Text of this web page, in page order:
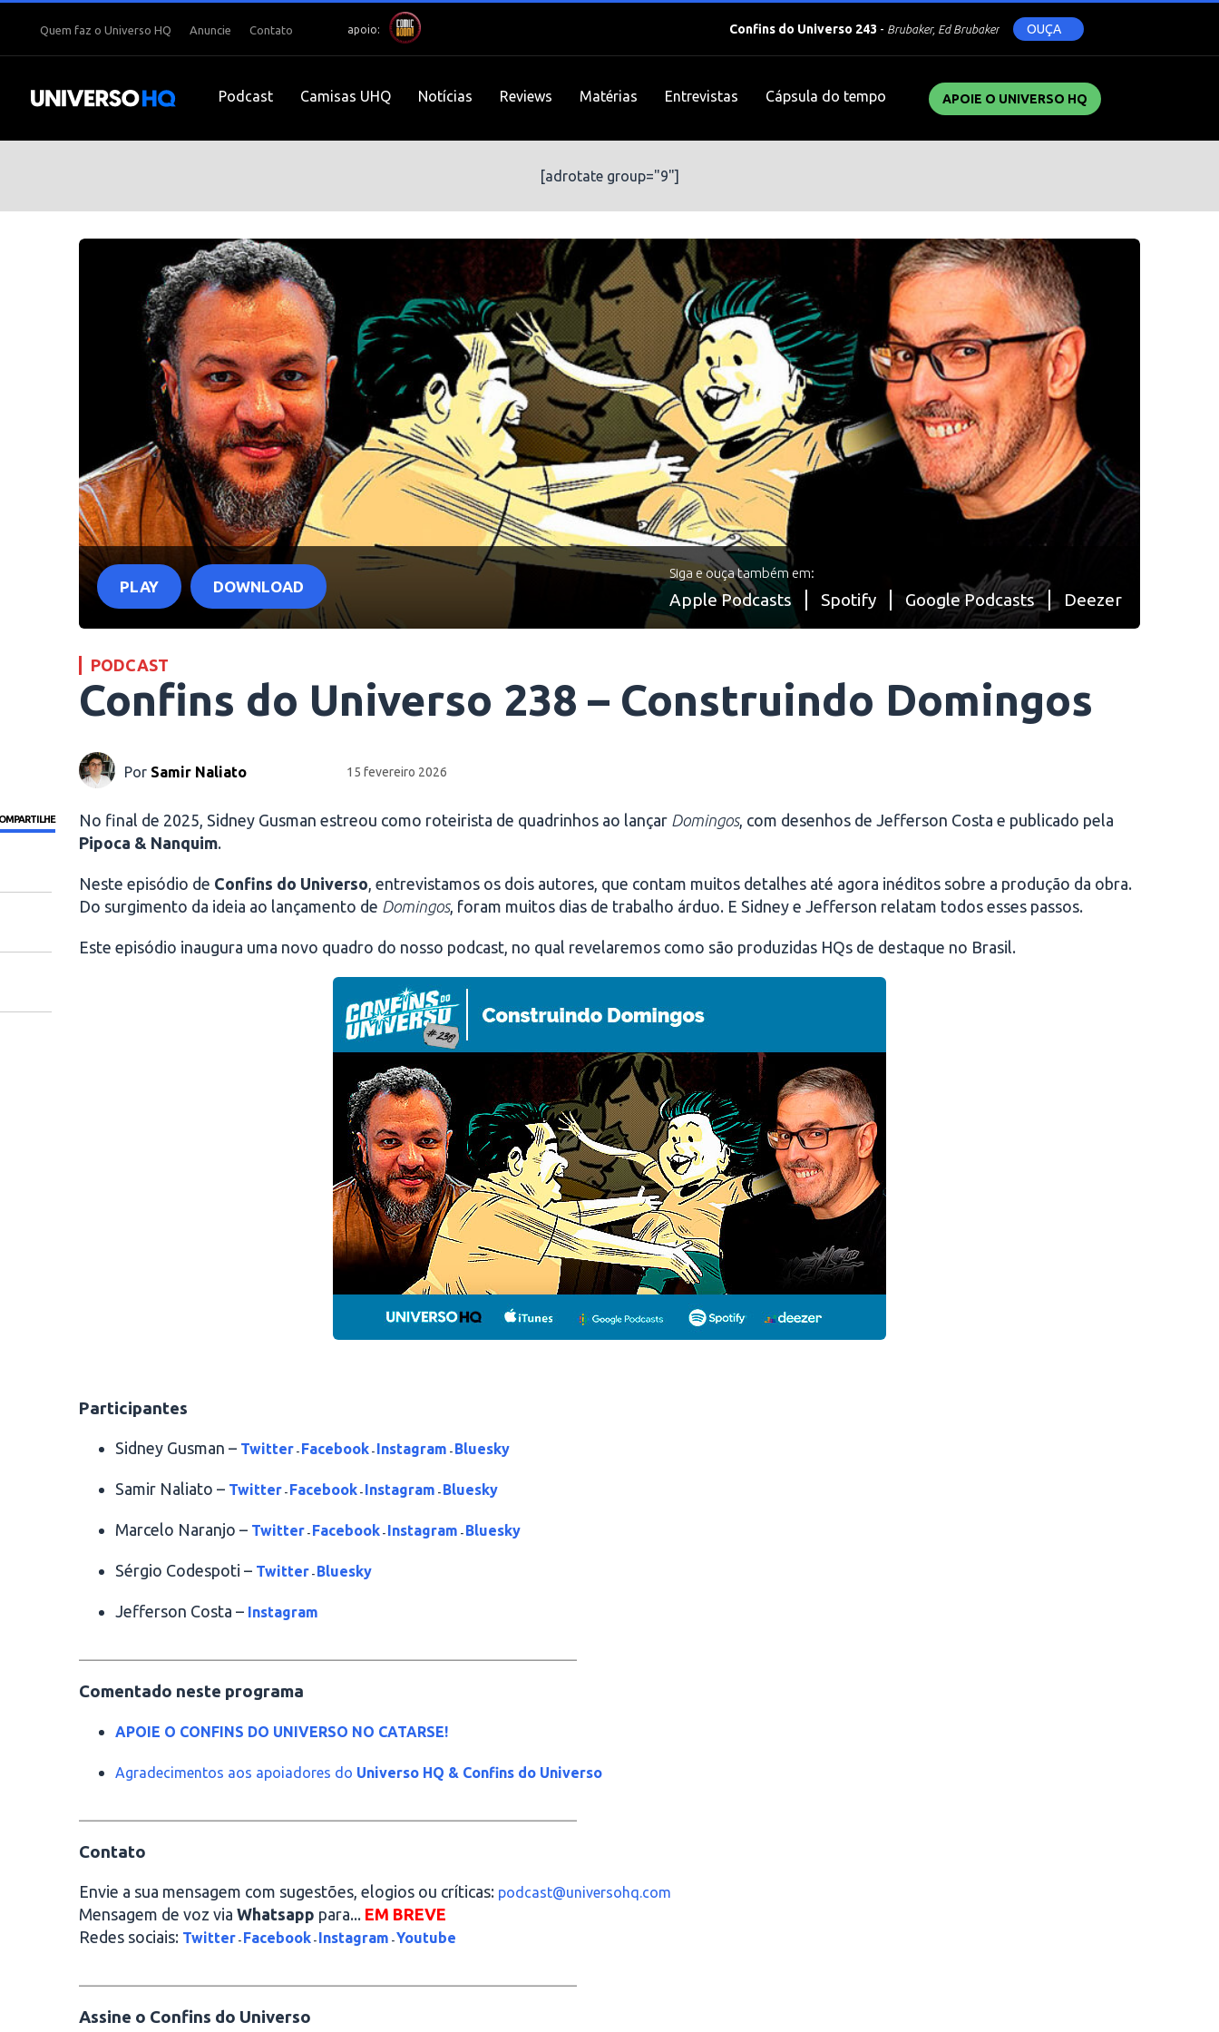
Quem faz o Universo HQ Anuncie Contato apoio: Confins do Universo 243 - Brubaker, Ed Brubaker OUÇA
Podcast Camisas UHQ Notícias Reviews Matérias Entrevistas Cápsula do tempo APOIE O UNIVERSO HQ
[adrotate group="9"]
PLAY DOWNLOAD
Siga e ouça também em:
Apple Podcasts Spotify Google Podcasts Deezer
PODCAST
Confins do Universo 238 – Construindo Domingos
Por Samir Naliato 15 fevereiro 2026
No final de 2025, Sidney Gusman estreou como roteirista de quadrinhos ao lançar Domingos, com desenhos de Jefferson Costa e publicado pela
Pipoca & Nanquim.
Neste episódio de Confins do Universo, entrevistamos os dois autores, que contam muitos detalhes até agora inéditos sobre a produção da obra.
Do surgimento da ideia ao lançamento de Domingos, foram muitos dias de trabalho árduo. E Sidney e Jefferson relatam todos esses passos.
Este episódio inaugura uma novo quadro do nosso podcast, no qual revelaremos como são produzidas HQs de destaque no Brasil.
Participantes
Sidney Gusman – Twitter - Facebook - Instagram - Bluesky
Samir Naliato – Twitter - Facebook - Instagram - Bluesky
Marcelo Naranjo – Twitter - Facebook - Instagram - Bluesky
Sérgio Codespoti – Twitter - Bluesky
Jefferson Costa – Instagram
Comentado neste programa
APOIE O CONFINS DO UNIVERSO NO CATARSE!
Agradecimentos aos apoiadores do Universo HQ & Confins do Universo
Contato
Envie a sua mensagem com sugestões, elogios ou críticas: podcast@universohq.com
Mensagem de voz via Whatsapp para... EM BREVE
Redes sociais: Twitter - Facebook - Instagram - Youtube
Assine o Confins do Universo